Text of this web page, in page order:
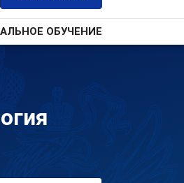
ОБУЧЕНИЕ